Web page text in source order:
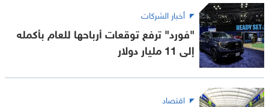
أخبار الشركات
"فورد" ترفع توقعات أرباحها للعام بأكمله
إلى 11 مليار دولار
اقتصاد